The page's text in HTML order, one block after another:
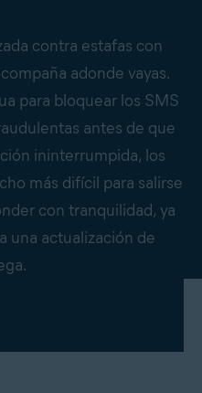
contra estafas con
adonde vayas.
para bloquear los SMS
antes de que
ininterrumpida, los
más difícil para salirse
con tranquilidad, ya
una actualización de